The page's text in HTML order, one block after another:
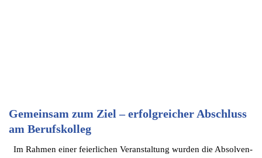
Gemeinsam zum Ziel – erfolgreicher Abschluss
am Berufskolleg
Im Rahmen einer feier­li­chen Veran­stal­tung wurden die Absol­ven­